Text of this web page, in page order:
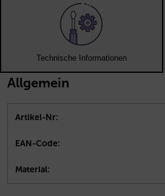
Technische Informationen
Allgemein
Artikel-Nr:
EAN-Code:
Material: